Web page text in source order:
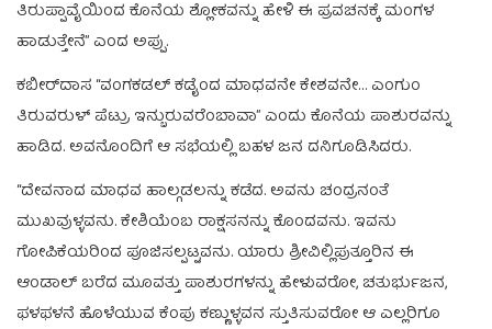
ತಿರುಪ್ಪಾವೈಯಿಂದ ಕೊನೆಯ ಶ್ಲೋಕವನ್ನು ಹೇಳಿ ಈ ಪ್ರವಚನಕ್ಕೆ ಮಂಗಳ
ಹಾಡುತ್ತೇನೆ” ಎಂದ ಅಪ್ಪು.
ಕಬೀರ್‌ದಾಸ “ವಂಗಕಡಲ್ ಕಡೈಂದ ಮಾಧವನೇ ಕೇಶವನೇ… ಎಂಗುಂ
ತಿರುವರುಳ್‌ ಪೆಟ್ರು ಇನ್ಬುರುವರೆಂಬಾವಾ” ಎಂದು ಕೊನೆಯ ಪಾಶುರವನ್ನು
ಹಾಡಿದ. ಅವನೊಂದಿಗೆ ಆ ಸಭೆಯಲ್ಲಿ ಬಹಳ ಜನ ದನಿಗೂಡಿಸಿದರು.
“ದೇವನಾದ ಮಾಧವ ಹಾಲ್ಗಡಲನ್ನು ಕಡೆದ. ಅವನು ಚಂದ್ರನಂತೆ
ಮುಖವುಳ್ಳವನು. ಕೇಶಿಯೆಂಬ ರಾಕ್ಷಸನನ್ನು ಕೊಂದವನು. ಇವನು
ಗೋಪಿಕೆಯರಿಂದ ಪೂಜಿಸಲ್ಪಟ್ಟವನು. ಯಾರು ಶ್ರೀವಿಲ್ಲಿಪುತ್ತೂರಿನ ಈ
ಆಂಡಾಲ್‌ ಬರೆದ ಮೂವತ್ತು ಪಾಶುರಗಳನ್ನು ಹೇಳುವರೋ, ಚತುರ್ಭುಜನ,
ಫಳಫಳನೆ ಹೊಳೆಯುವ ಕೆಂಪು ಕಣ್ಣುಳ್ಳವನ ಸ್ತುತಿಸುವರೋ ಆ ಎಲ್ಲರಿಗೂ